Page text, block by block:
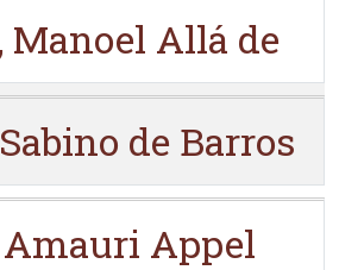
Manoel Allá de
de Barros
Amauri Appel